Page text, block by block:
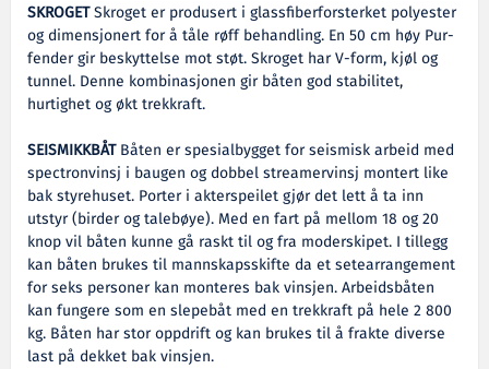
SKROGETSkroget er produsert i glassfiberforsterket polyester
og dimensjonert for å tåle røff behandling. En 50 cm høy Pur-
fender gir beskyttelse mot støt. Skroget har V-form, kjøl og
tunnel. Denne kombinasjonen gir båten god stabilitet,
hurtighet og økt trekkraft.
SEISMIKKBÅTBåten er spesialbygget for seismisk arbeid med
spectronvinsj i baugen og dobbel streamervinsj montert like
bak styrehuset. Porter i akterspeilet gjør det lett å ta inn
utstyr (birder og talebøye). Med en fart på mellom 18 og 20
knop vil båten kunne gå raskt til og fra moderskipet. I tillegg
kan båten brukes til mannskapsskifte da et setearrangement
for seks personer kan monteres bak vinsjen. Arbeidsbåten
kan fungere som en slepebåt med en trekkraft på hele 2 800
kg. Båten har stor oppdrift og kan brukes til å frakte diverse
last på dekket bak vinsjen.